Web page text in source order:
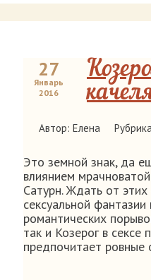
27
Январь
2016
Автор: Елена
Это земной знак, да
влиянием
Сатурн. Ждать от
сексуальной
романтических
так и Козерог в сексе
предпочитает